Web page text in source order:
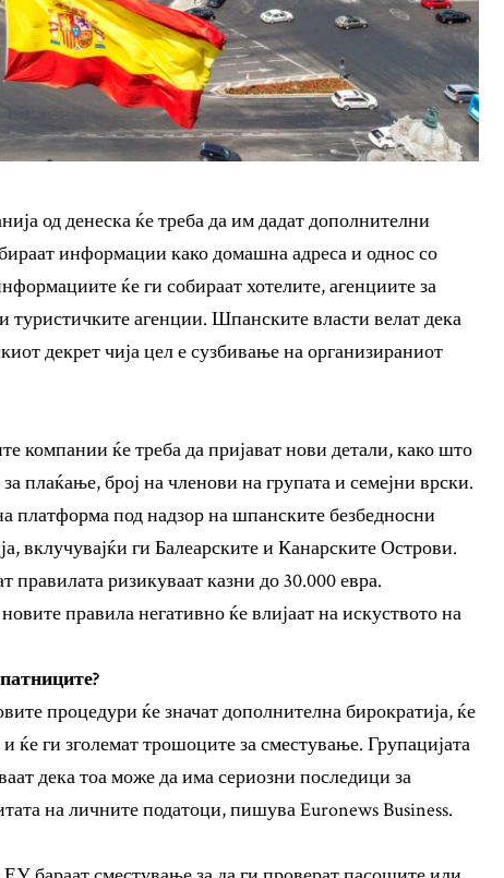
од денеска ќе треба да им дадат дополнителни
информации како домашна адреса и однос со
ќе ги собираат хотелите, агенциите за
агенции. Шпанските власти велат дека
декрет чија цел е сузбивање на организираниот
компании ќе треба да пријават нови детали, како што
плаќање, број на членови на групата и семејни врски.
платформа под надзор на шпанските безбедносни
вклучувајќи ги Балеарските и Канарските Острови.
ризикуваат казни до 30.000 евра.
правила негативно ќе влијаат на искуството на
процедури ќе значат дополнителна бирократија, ќе
ќе ги зголемат трошоците за сместување. Групацијата
дека тоа може да има сериозни последици за
на личните податоци, пишува Euronews Business.